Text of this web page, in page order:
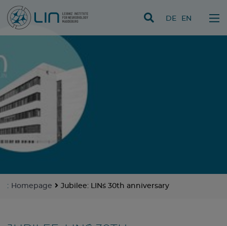
skip navigation
DE EN
: Homepage Jubilee: LIN´s 30th anniversary